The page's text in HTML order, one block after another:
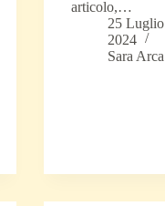
articolo,…
25 Luglio
2024
Sara Arca